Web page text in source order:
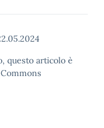
questo articolo è